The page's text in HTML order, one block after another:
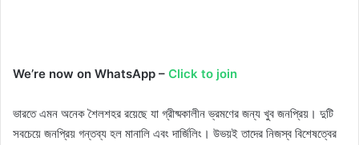
We’re now on WhatsApp – Click to join
ভারতে এমন অনেক শৈলশহর রয়েছে যা গ্রীষ্মকালীন ভ্রমণের জন্য খুব জনপ্রিয়। দুটি
সবচেয়ে জনপ্রিয় গন্তব্য হল মানালি এবং দার্জিলিং। উভয়ই তাদের নিজস্ব বিশেষত্বের